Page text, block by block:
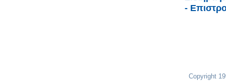
-
Copyright